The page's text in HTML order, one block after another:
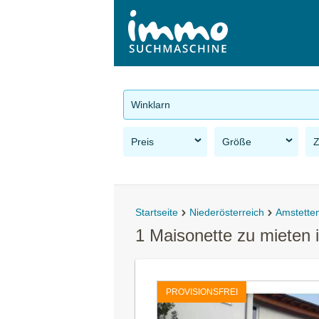
Winklarn
Preis Größe
Startseite Niederösterreich
1 Maisonette zu mieten
PROVISIONSFREI